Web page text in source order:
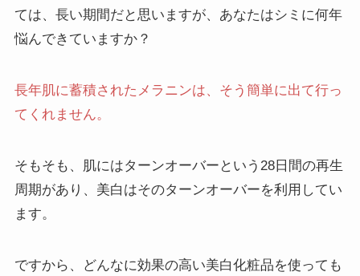
ては、長い期間だと思いますが、あなたはシミに何年
悩んできていますか？
長年肌に蓄積されたメラニンは、そう簡単に出て行っ
てくれません。
そもそも、肌にはターンオーバーという28日間の再生
周期があり、美白はそのターンオーバーを利用してい
ます。
ですから、どんなに効果の高い美白化粧品を使っても